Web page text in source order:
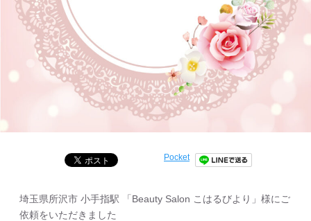
Pocket
埼玉県所沢市 小手指駅 「Beauty Salon こはるびより」様にご
依頼をいただきました